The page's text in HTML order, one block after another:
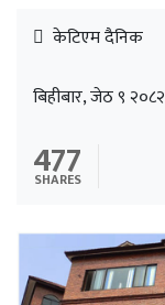
केटिएम दैनिक
बिहीबार, जेठ ९ २०८२
477
SHARES